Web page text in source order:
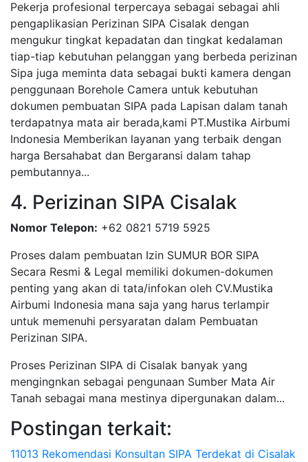
Pekerja profesional terpercaya sebagai sebagai ahli
pengaplikasian Perizinan SIPA Cisalak dengan
mengukur tingkat kepadatan dan tingkat kedalaman
tiap-tiap kebutuhan pelanggan yang berbeda perizinan
Sipa juga meminta data sebagai bukti kamera dengan
penggunaan Borehole Camera untuk kebutuhan
dokumen pembuatan SIPA pada Lapisan dalam tanah
terdapatnya mata air berada,kami PT.Mustika Airbumi
Indonesia Memberikan layanan yang terbaik dengan
harga Bersahabat dan Bergaransi dalam tahap
pembutannya...
4. Perizinan SIPA Cisalak
Nomor Telepon: +62 0821 5719 5925
Proses dalam pembuatan Izin SUMUR BOR SIPA
Secara Resmi & Legal memiliki dokumen-dokumen
penting yang akan di tata/infokan oleh CV.Mustika
Airbumi Indonesia mana saja yang harus terlampir
untuk memenuhi persyaratan dalam Pembuatan
Perizinan SIPA.
Proses Perizinan SIPA di Cisalak banyak yang
mengingnkan sebagai pengunaan Sumber Mata Air
Tanah sebagai mana mestinya dipergunakan dalam...
Postingan terkait:
11013 Rekomendasi Konsultan SIPA Terdekat di Cisalak